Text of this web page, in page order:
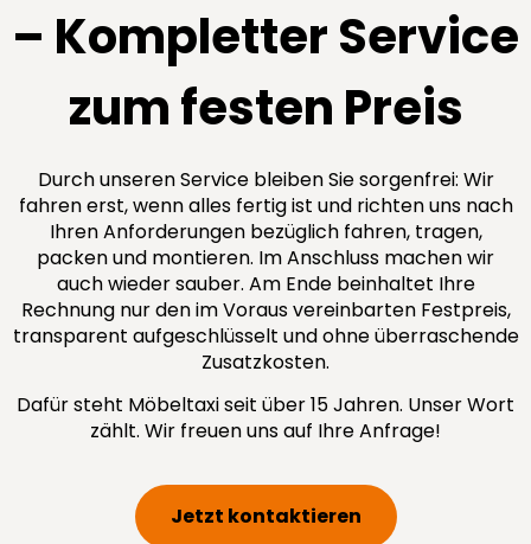
– Kompletter Service
zum festen Preis
Durch unseren Service bleiben Sie sorgenfrei: Wir
fahren erst, wenn alles fertig ist und richten uns nach
Ihren Anforderungen bezüglich fahren, tragen,
packen und montieren. Im Anschluss machen wir
auch wieder sauber. Am Ende beinhaltet Ihre
Rechnung nur den im Voraus vereinbarten Festpreis,
transparent aufgeschlüsselt und ohne überraschende
Zusatzkosten.
Dafür steht Möbeltaxi seit über 15 Jahren. Unser Wort
zählt. Wir freuen uns auf Ihre Anfrage!
Jetzt kontaktieren